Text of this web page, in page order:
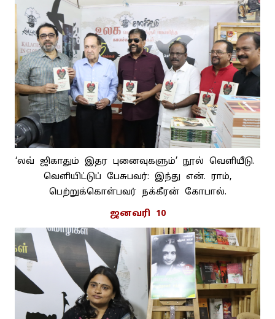
‘லவ் ஜிகாதும் இதர புனைவுகளும்’ நூல் வெளியீடு.
வெளியிட்டுப் பேசுபவர்: இந்து என். ராம்,
பெற்றுக்கொள்பவர் நக்கீரன் கோபால்.
ஜனவரி 10